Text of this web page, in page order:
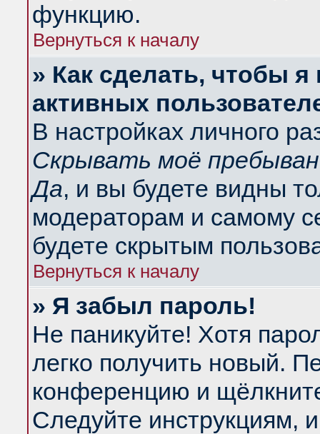
функцию.
Вернуться к началу
» Как сделать, чтобы
активных
В настройках личного
Скрывать моё
Да, и вы будете видны
модераторам и самому
будете скрытым
Вернуться к началу
» Я забыл пароль!
Не паникуйте! Хотя
легко получить новый.
конференцию и
Следуйте инструкциям,